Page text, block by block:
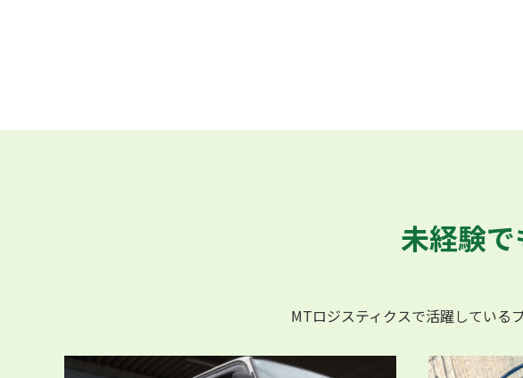
未経験
MTロジスティクスで活躍している